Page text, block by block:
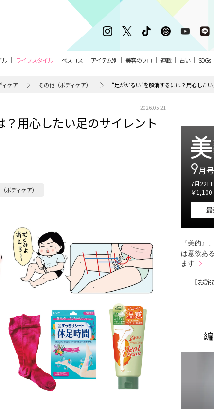
ル ライフスタイル ベスコス アイテム別 美容のプロ 連載 占い SDGs
ィケア その他（ボディケア） “足がだるい”を解消するには？用心した
2026.05.21
用心したい足のサイレント
ボディケア）
9月号
7月22日
￥1,100
『美的』
は意欲あ
ます
【お